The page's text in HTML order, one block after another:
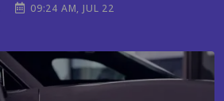
09:24 AM, JUL 22